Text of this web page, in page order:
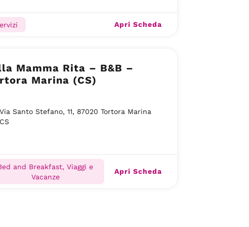
Apri Scheda
Mamma Rita – B&B –
Marina (CS)
Via Santo Stefano, 11, 87020 Tortora Marina
CS
and Breakfast, Viaggi e
Vacanze
Apri Scheda